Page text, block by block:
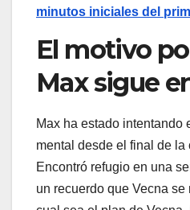
minutos iniciales del
El motivo
Max sigue
Max ha estado intentando
mental desde el final de la
Encontró refugio en una
un recuerdo que Vecna